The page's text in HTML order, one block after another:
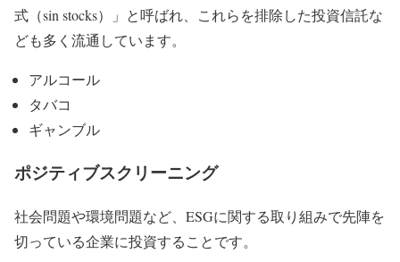
式（sin stocks）」と呼ばれ、これらを排除した投資信託な
ども多く流通しています。
アルコール
タバコ
ギャンブル
ポジティブスクリーニング
社会問題や環境問題など、ESGに関する取り組みで先陣を
切っている企業に投資することです。